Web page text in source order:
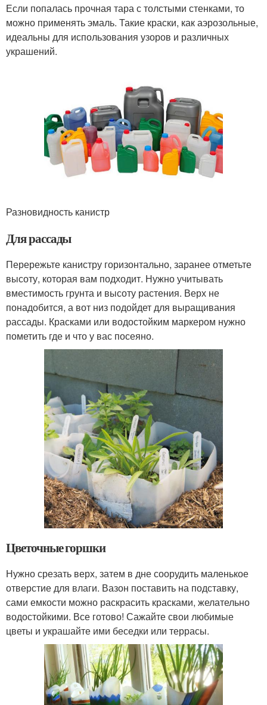
Если попалась прочная тара с толстыми стенками, то
можно применять эмаль. Такие краски, как аэрозольные,
идеальны для использования узоров и различных
украшений.
Разновидность канистр
Для рассады
Перережьте канистру горизонтально, заранее отметьте
высоту, которая вам подходит. Нужно учитывать
вместимость грунта и высоту растения. Верх не
понадобится, а вот низ подойдет для выращивания
рассады. Красками или водостойким маркером нужно
пометить где и что у вас посеяно.
Цветочные горшки
Нужно срезать верх, затем в дне соорудить маленькое
отверстие для влаги. Вазон поставить на подставку,
сами емкости можно раскрасить красками, желательно
водостойкими. Все готово! Сажайте свои любимые
цветы и украшайте ими беседки или террасы.